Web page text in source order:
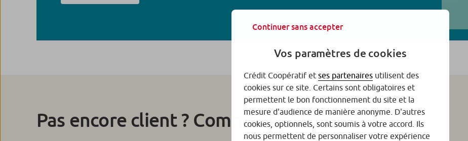
Pas encore client ? Comment nous contacter :
Continuer sans accepter
Vos paramètres de cookies
Crédit Coopératif et ses partenaires utilisent des
cookies sur ce site. Certains sont obligatoires et
permettent le bon fonctionnement du site et la
mesure d'audience de manière anonyme. D'autres
cookies, optionnels, sont soumis à votre accord. Ils
nous permettent de personnaliser votre expérience